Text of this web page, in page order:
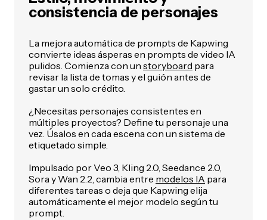
consistencia de personajes
La mejora automática de prompts de Kapwing
convierte ideas ásperas en prompts de video IA
pulidos. Comienza con un storyboard para
revisar la lista de tomas y el guión antes de
gastar un solo crédito.
¿Necesitas personajes consistentes en
múltiples proyectos? Define tu personaje una
vez. Úsalos en cada escena con un sistema de
etiquetado simple.
Impulsado por Veo 3, Kling 2.0, Seedance 2.0,
Sora y Wan 2.2, cambia entre modelos IA para
diferentes tareas o deja que Kapwing elija
automáticamente el mejor modelo según tu
prompt.